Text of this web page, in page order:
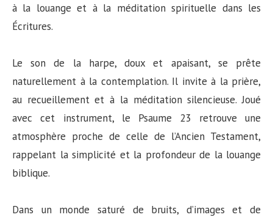
à la louange et à la méditation spirituelle dans les
Écritures.
Le son de la harpe, doux et apaisant, se prête
naturellement à la contemplation. Il invite à la prière,
au recueillement et à la méditation silencieuse. Joué
avec cet instrument, le Psaume 23 retrouve une
atmosphère proche de celle de l’Ancien Testament,
rappelant la simplicité et la profondeur de la louange
biblique.
Dans un monde saturé de bruits, d’images et de